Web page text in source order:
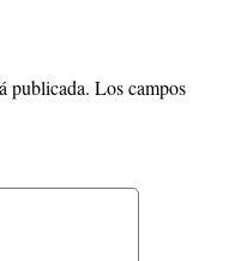
publicada. Los campos